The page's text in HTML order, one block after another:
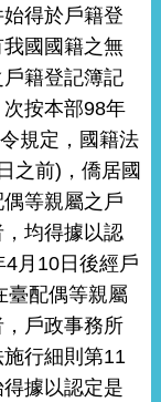
始得於戶籍登
國國籍之無
籍登記簿記
按本部98年
規定，國籍法
之前)，僑居國
等親屬之戶
均得據以認
月10日後經戶
臺配偶等親屬
戶政事務所
行細則第11
據以認定是